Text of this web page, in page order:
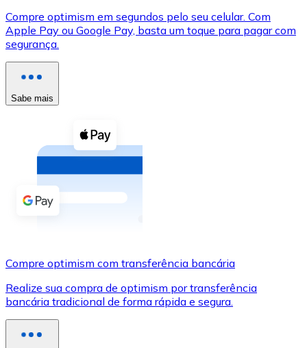
XRP
XRP
Ver tudo
Cupons cripto
Compre criptomoedas com dinheiro e outros
Comprar com dinheiro
Transferência SEPA
Use cartões Visa e Mastercard para comprar
Comprar com cartão
Compre optimism em segundos pelo seu celular. Com
Apple Pay ou Google Pay, basta um toque para pagar com
segurança.
Sabe mais
Compre optimism com transferência bancária
Realize sua compra de optimism por transferência
bancária tradicional de forma rápida e segura.